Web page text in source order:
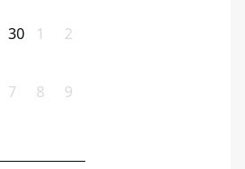
30 1 2
7 8 9